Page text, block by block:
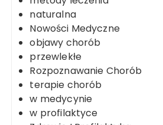
naturalna
Nowości Medyczne
objawy chorób
przewlekłe
Rozpoznawanie Chorób
terapie chorób
w medycynie
w profilaktyce